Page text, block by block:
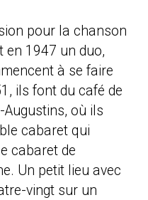
pour la chanson
en 1947 un duo,
à se faire
ils font du café de
Augustins, où ils
cabaret qui
cabaret de
Un petit lieu avec
vingt sur un